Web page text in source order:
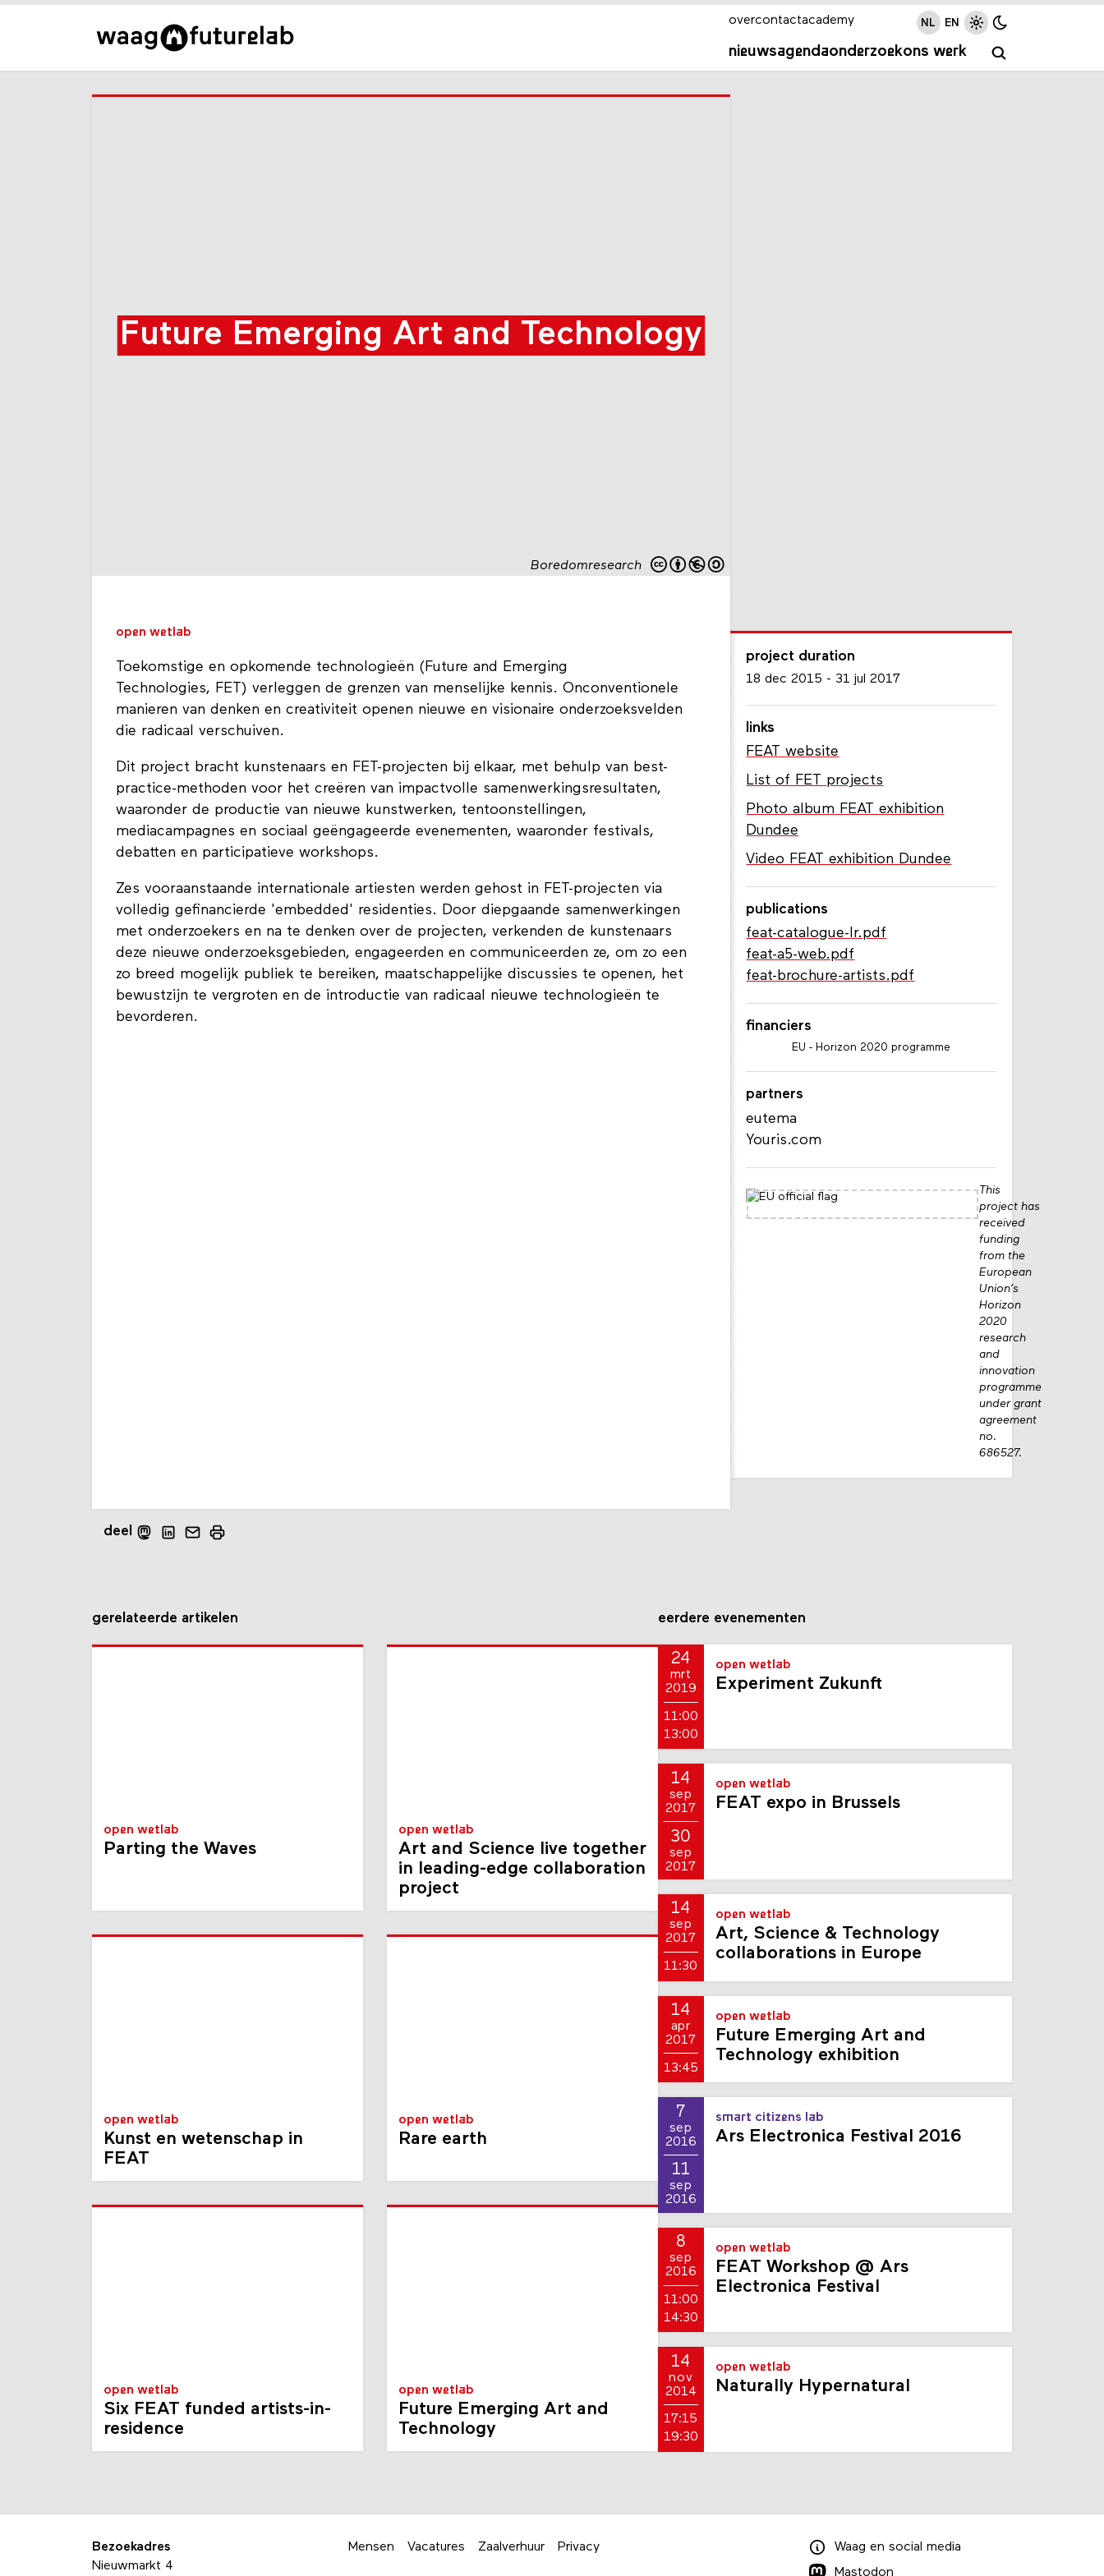
nieuwsagendaonderzoekons werk
overcontactacademy NL EN
Boredomresearch
Future Emerging Art and Technology
open wetlab
Toekomstige en opkomende technologieën (Future and Emerging
Technologies, FET) verleggen de grenzen van menselijke kennis. Onconventionele
manieren van denken en creativiteit openen nieuwe en visionaire onderzoeksvelden
die radicaal verschuiven.
Dit project bracht kunstenaars en FET-projecten bij elkaar, met behulp van best-
practice-methoden voor het creëren van impactvolle samenwerkingsresultaten,
waaronder de productie van nieuwe kunstwerken, tentoonstellingen,
mediacampagnes en sociaal geëngageerde evenementen, waaronder festivals,
debatten en participatieve workshops.
Zes vooraanstaande internationale artiesten werden gehost in FET-projecten via
volledig gefinancierde 'embedded' residenties. Door diepgaande samenwerkingen
met onderzoekers en na te denken over de projecten, verkenden de kunstenaars
deze nieuwe onderzoeksgebieden, engageerden en communiceerden ze, om zo een
zo breed mogelijk publiek te bereiken, maatschappelijke discussies te openen, het
bewustzijn te vergroten en de introductie van radicaal nieuwe technologieën te
bevorderen.
deel
project duration
18 dec 2015 - 31 jul 2017
links
FEAT website
List of FET projects
Photo album FEAT exhibition
Dundee
Video FEAT exhibition Dundee
publications
feat-catalogue-lr.pdf
feat-a5-web.pdf
feat-brochure-artists.pdf
financiers
EU - Horizon 2020 programme
partners
eutema
Youris.com
This
project has
received
funding
from the
European
Union’s
Horizon
2020
research
and
innovation
programme
under grant
agreement
no.
686527.
gerelateerde artikelen
open wetlab
Parting the Waves
open wetlab
Art and Science live together
in leading-edge collaboration
project
open wetlab
Kunst en wetenschap in
FEAT
open wetlab
Rare earth
open wetlab
Six FEAT funded artists-in-
residence
open wetlab
Future Emerging Art and
Technology
eerdere evenementen
24
mrt
2019
11:00
13:00
open wetlab
Experiment Zukunft
14
sep
2017
30
sep
2017
open wetlab
FEAT expo in Brussels
14
sep
2017
11:30
open wetlab
Art, Science & Technology
collaborations in Europe
14
apr
2017
13:45
open wetlab
Future Emerging Art and
Technology exhibition
7
sep
2016
11
sep
2016
smart citizens lab
Ars Electronica Festival 2016
8
sep
2016
11:00
14:30
open wetlab
FEAT Workshop @ Ars
Electronica Festival
14
nov
2014
17:15
19:30
open wetlab
Naturally Hypernatural
Bezoekadres
Nieuwmarkt 4
Mensen Vacatures Zaalverhuur Privacy Waag en social media
Mastodon